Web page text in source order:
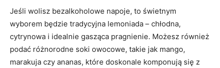
Jeśli⁢ wolisz bezalkoholowe napoje, ‍to⁣ świetnym⁣
wyborem​ będzie tradycyjna lemoniada – chłodna,
cytrynowa i idealnie gasząca pragnienie. Możesz ‌również
podać różnorodne soki owocowe, takie jak mango,
marakuja czy ananas, ‍które doskonale komponują się z